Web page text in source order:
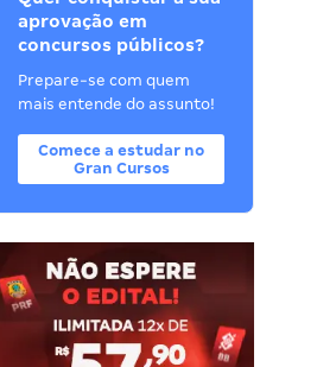
aprovação em
concursos públicos?
Prepare-se com quem
mais entende do assunto!
Comece a estudar no
Gran Cursos